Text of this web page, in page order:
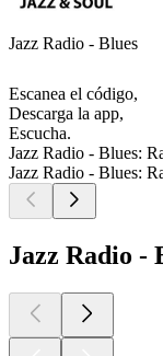
Jazz Radio - Blues
Escanea el código,
Descarga la app,
Escucha.
Jazz Radio - Blues:
Jazz Radio - Blues:
Jazz Radio -